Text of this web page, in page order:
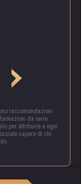
intorno
temere la
raccomandazioni
da varie
per attribuire a ogni
sapere di chi